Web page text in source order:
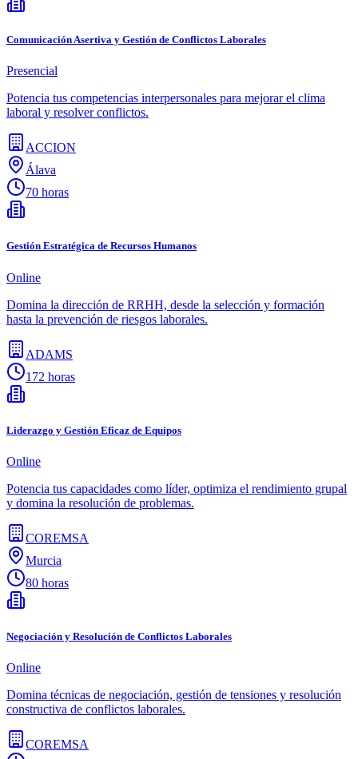
Comunicación Asertiva y Gestión de Conflictos Laborales
Presencial
Potencia tus competencias interpersonales para mejorar el clima
laboral y resolver conflictos.
ACCION
Álava
70 horas
Gestión Estratégica de Recursos Humanos
Online
Domina la dirección de RRHH, desde la selección y formación
hasta la prevención de riesgos laborales.
ADAMS
172 horas
Liderazgo y Gestión Eficaz de Equipos
Online
Potencia tus capacidades como líder, optimiza el rendimiento grupal
y domina la resolución de problemas.
COREMSA
Murcia
80 horas
Negociación y Resolución de Conflictos Laborales
Online
Domina técnicas de negociación, gestión de tensiones y resolución
constructiva de conflictos laborales.
COREMSA